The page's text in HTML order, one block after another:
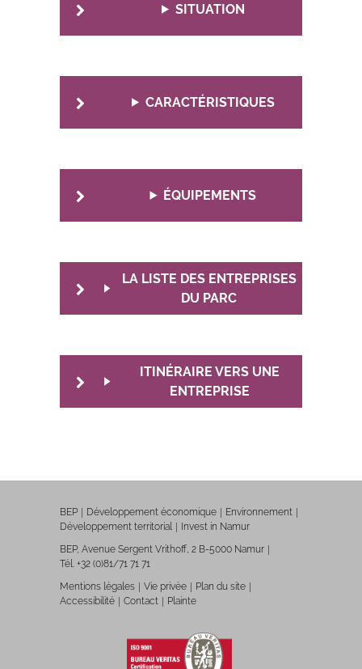
SITUATION
CARACTÉRISTIQUES
ÉQUIPEMENTS
LA LISTE DES ENTREPRISES
DU PARC
ITINÉRAIRE VERS UNE
ENTREPRISE
BEP Développement économique
Environnement
Développement territorial
Invest in Namur
BEP, Avenue Sergent Vrithoff, 2 B-5000 Namur
Tél. +32 (0)81/71 71 71
Mentions légales
Vie privée
Plan du site
Accessibilité
Contact Plainte